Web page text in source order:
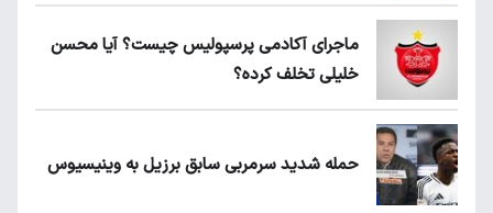
ماجرای آکادمی پرسپولیس چیست؟ آیا محسن
خلیلی تخلف کرده؟
حمله شدید سرمربی سابق برزیل به وینیسیوس